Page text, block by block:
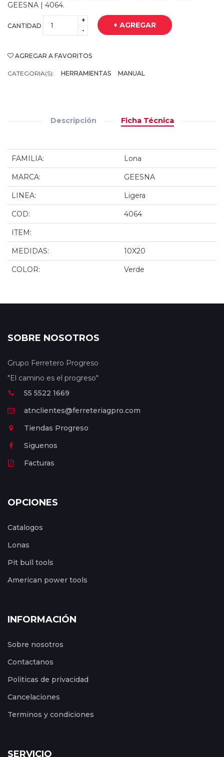
GEESNA | 4064.
CANTIDAD
+
-
+ AGREGAR
AGREGAR A FAVORITOS
CATEGORIA(S): HERRAMIENTAS MANUAL
Descripción Ficha Técnica
FAMILIA: Lona
MARCA: GEESNA
LINEA: Ligera
COD: 4064
ITEM:
MEDIDAS: 10X20
COLOR: Verde
SOBRE NOSOTROS
Grupo Ferretero Progreso
"El camino es el progreso"
55 5522 1669
atnclientes@ferreteriagpro.com
Tiendas Progreso
Siguenos
Facturas
OPCIONES
Catalogos
Lonas
Pit bull tools
American power tools
INFORMACIÓN
Sobre nosotros
Contactanos
Politicas de privacidad
Cancelaciones
Terminos y condiciones
SERVICIO